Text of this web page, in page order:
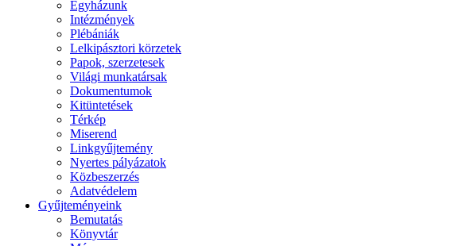
Egyházunk
Intézmények
Plébániák
Lelkipásztori körzetek
Papok, szerzetesek
Világi munkatársak
Dokumentumok
Kitüntetések
Térkép
Miserend
Linkgyűjtemény
Nyertes pályázatok
Közbeszerzés
Adatvédelem
Gyűjteményeink
Bemutatás
Könyvtár